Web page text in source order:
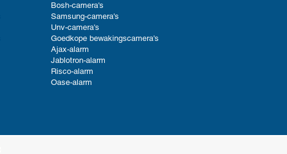
Bosh-camera's
Samsung-camera's
Unv-camera's
Goedkope bewakingscamera's
Ajax-alarm
Jablotron-alarm
Risco-alarm
Oase-alarm